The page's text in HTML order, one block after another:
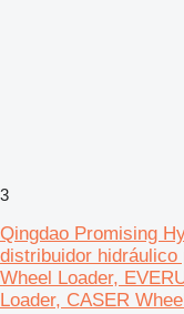
3
Qingdao Promising
distribuidor hidráulico
Wheel Loader,
Loader, CASER